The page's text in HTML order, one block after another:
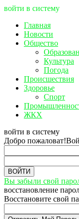
войти в систему
Главная
Новости
Общество
Культура
Погода
Происшествия
Здоровье
Спорт
ЖКХ
войти в систему
Добро пожаловат!
Вы забыли свой
восстановление
Восстановите свой